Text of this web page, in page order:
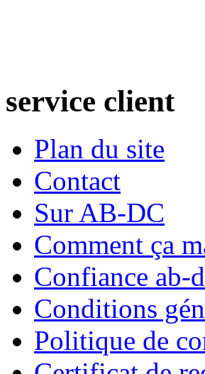
service client
Plan du site
Contact
Sur AB-DC
Comment ça
Confiance ab-
Conditions
Politique de